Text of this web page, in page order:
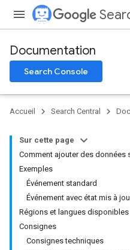
Documentation
Search Console
Accueil Search Central
Sur cette page
Comment ajouter des données
Exemples
Événement standard
Événement avec état mis à
Régions et langues disponibles
Consignes
Consignes techniques